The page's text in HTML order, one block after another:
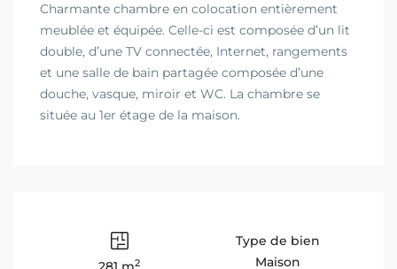
Charmante chambre en colocation entièrement
meublée et équipée. Celle-ci est composée d’un lit
double, d’une TV connectée, Internet, rangements
et une salle de bain partagée composée d’une
douche, vasque, miroir et WC. La chambre se
située au 1er étage de la maison.
2
Type de bien
Maison